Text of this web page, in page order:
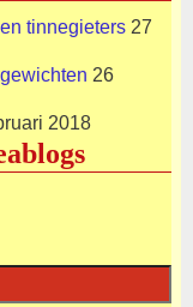
tinnegieters 27
26
2018